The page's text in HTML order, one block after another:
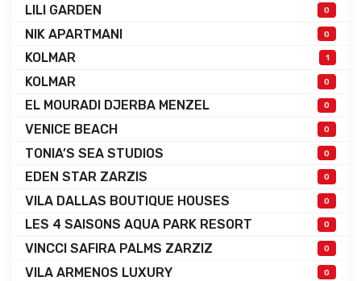
LILI GARDEN 0
NIK APARTMANI 0
KOLMAR 1
KOLMAR 0
EL MOURADI DJERBA MENZEL 0
VENICE BEACH 0
TONIA’S SEA STUDIOS 0
EDEN STAR ZARZIS 0
VILA DALLAS BOUTIQUE HOUSES 0
LES 4 SAISONS AQUA PARK RESORT 0
VINCCI SAFIRA PALMS ZARZIZ 0
VILA ARMENOS LUXURY 0